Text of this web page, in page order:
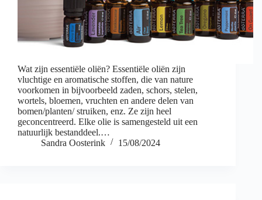
Wat zijn essentiële oliën? Essentiële oliën zijn
vluchtige en aromatische stoffen, die van nature
voorkomen in bijvoorbeeld zaden, schors, stelen,
wortels, bloemen, vruchten en andere delen van
bomen/planten/ struiken, enz. Ze zijn heel
geconcentreerd. Elke olie is samengesteld uit een
natuurlijk bestanddeel.…
Sandra Oosterink
15/08/2024